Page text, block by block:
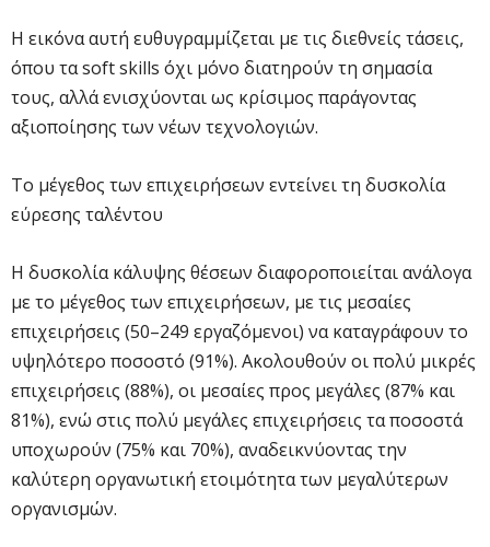
Η εικόνα αυτή ευθυγραμμίζεται με τις διεθνείς τάσεις,
όπου τα soft skills όχι μόνο διατηρούν τη σημασία
τους, αλλά ενισχύονται ως κρίσιμος παράγοντας
αξιοποίησης των νέων τεχνολογιών.
Το μέγεθος των επιχειρήσεων εντείνει τη δυσκολία
εύρεσης ταλέντου
Η δυσκολία κάλυψης θέσεων διαφοροποιείται ανάλογα
με το μέγεθος των επιχειρήσεων, με τις μεσαίες
επιχειρήσεις (50–249 εργαζόμενοι) να καταγράφουν το
υψηλότερο ποσοστό (91%). Ακολουθούν οι πολύ μικρές
επιχειρήσεις (88%), οι μεσαίες προς μεγάλες (87% και
81%), ενώ στις πολύ μεγάλες επιχειρήσεις τα ποσοστά
υποχωρούν (75% και 70%), αναδεικνύοντας την
καλύτερη οργανωτική ετοιμότητα των μεγαλύτερων
οργανισμών.